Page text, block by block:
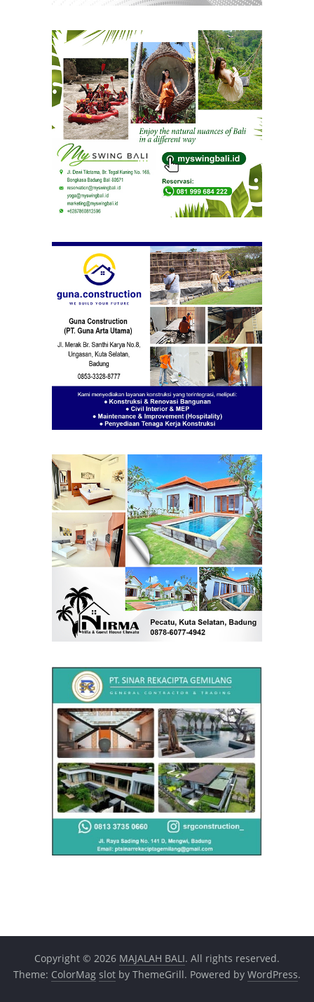
Copyright © 2026 MAJALAH BALI. All rights reserved.
Theme: ColorMag slotby ThemeGrill. Powered by WordPress.